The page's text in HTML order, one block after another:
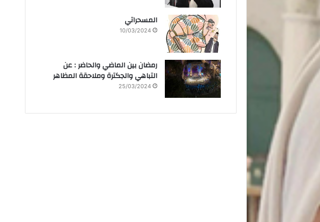
المسحراتي
10/03/2024
رمضان بين الماضي والحاضر : عن
التباهي والجكترة وملاحقة المظاهر
25/03/2024